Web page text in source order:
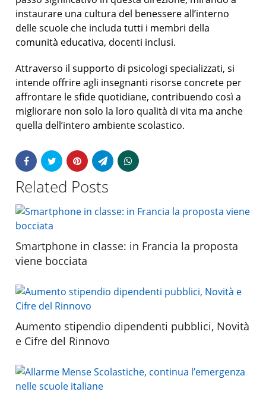
instaurare una cultura del benessere all’interno
delle scuole che includa tutti i membri della
comunità educativa, docenti inclusi.
Attraverso il supporto di psicologi specializzati, si
intende offrire agli insegnanti risorse concrete per
affrontare le sfide quotidiane, contribuendo così a
migliorare non solo la loro qualità di vita ma anche
quella dell’intero ambiente scolastico.
Related Posts
Smartphone in classe: in Francia la proposta
viene bocciata
Aumento stipendio dipendenti pubblici, Novità
e Cifre del Rinnovo